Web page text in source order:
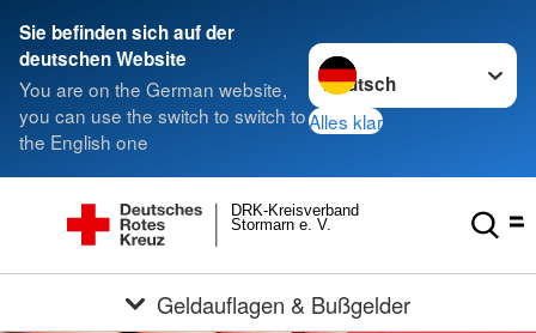
Sie befinden sich auf der
deutschen Website
You are on the German website,
you can use the switch to switch to
the English one
Sprache wechseln zu
Alles klar
Stormarn e. V.
DRK-Kreisverband
Geldauflagen & Bußgelder